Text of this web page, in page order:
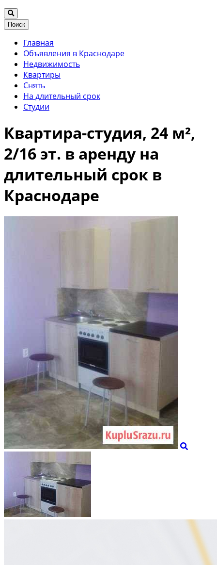
Поиск
Главная
Объявления в Краснодаре
Недвижимость
Квартиры
Снять
На длительный срок
Студии
Квартира-студия, 24 м²,
2/16 эт. в аренду на
длительный срок в
Краснодаре